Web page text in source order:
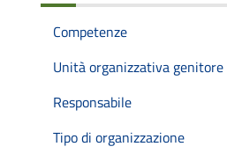
Competenze
Unità organizzativa genitore
Responsabile
Tipo di organizzazione